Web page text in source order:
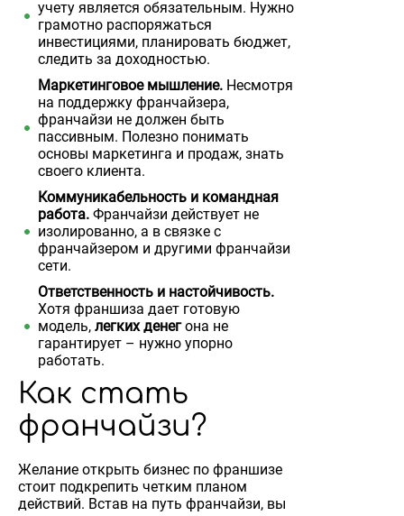
учету является обязательным. Нужно
грамотно распоряжаться
инвестициями, планировать бюджет,
следить за доходностью.
Маркетинговое мышление. Несмотря
на поддержку франчайзера,
франчайзи не должен быть
пассивным. Полезно понимать
основы маркетинга и продаж, знать
своего клиента.
Коммуникабельность и командная
работа. Франчайзи действует не
изолированно, а в связке с
франчайзером и другими франчайзи
сети.
Ответственность и настойчивость.
Хотя франшиза дает готовую
модель, легких денегона не
гарантирует – нужно упорно
работать.
Как стать
франчайзи?
Желание открыть бизнес по франшизе
стоит подкрепить четким планом
действий. Встав на путь франчайзи, вы